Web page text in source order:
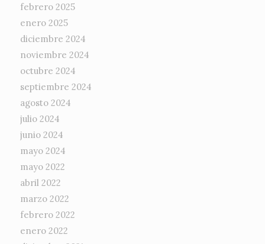
febrero 2025
enero 2025
diciembre 2024
noviembre 2024
octubre 2024
septiembre 2024
agosto 2024
julio 2024
junio 2024
mayo 2024
mayo 2022
abril 2022
marzo 2022
febrero 2022
enero 2022